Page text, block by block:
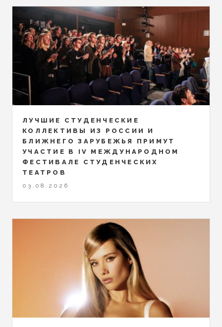
ЛУЧШИЕ СТУДЕНЧЕСКИЕ
КОЛЛЕКТИВЫ ИЗ РОССИИ И
БЛИЖНЕГО ЗАРУБЕЖЬЯ ПРИМУТ
УЧАСТИЕ В IV МЕЖДУНАРОДНОМ
ФЕСТИВАЛЕ СТУДЕНЧЕСКИХ
ТЕАТРОВ
03.08.2026